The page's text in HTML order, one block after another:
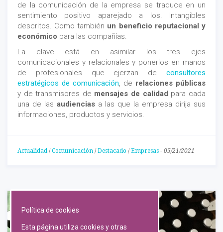
de la comunicación de la empresa se traduce en un
sentimiento positivo aparejado a los. Intangibles
descritos. Como también un beneficio reputacional y
económico para las compañías.
La clave está en asimilar los tres ejes
comunicacionales y relacionales y ponerlos en manos
de profesionales que ejerzan de consultores
estratégicos de comunicación, de relaciones públicas
y de transmisores de mensajes de calidad para cada
una de las audiencias a las que la empresa dirija sus
informaciones, productos y servicios.
Actualidad / Comunicación / Destacado / Empresas - 05/21/2021
Política de cookies
Esta página utiliza cookies y otras